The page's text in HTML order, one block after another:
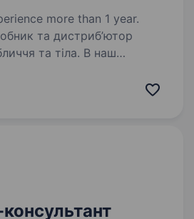
more than 1 year.
та дистриб’ютор
та тіла. В наш